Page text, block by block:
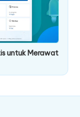
untuk Merawat